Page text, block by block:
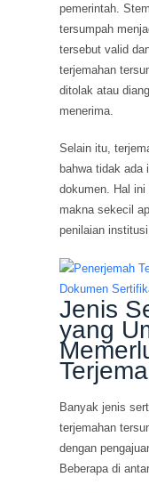
pemerintah.
tersumpah
tersebut valid
terjemahan
ditolak atau
menerima.
Selain itu,
bahwa tidak ada
dokumen. Hal ini
makna sekecil
penilaian
Jenis
yang
Banyak jenis
terjemahan
dengan
Beberapa di